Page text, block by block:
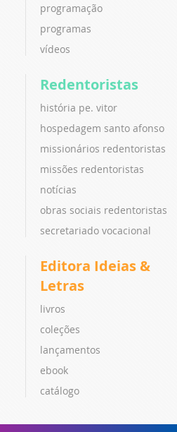
programação
programas
vídeos
Redentoristas
história pe. vitor
hospedagem santo afonso
missionários redentoristas
missões redentoristas
notícias
obras sociais redentoristas
secretariado vocacional
Editora Ideias &
Letras
livros
coleções
lançamentos
ebook
catálogo